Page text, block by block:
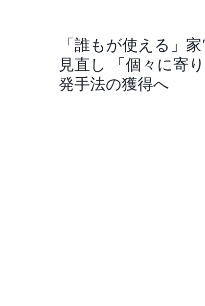
「誰もが使える」
見直し 「個々に寄
発手法の獲得へ